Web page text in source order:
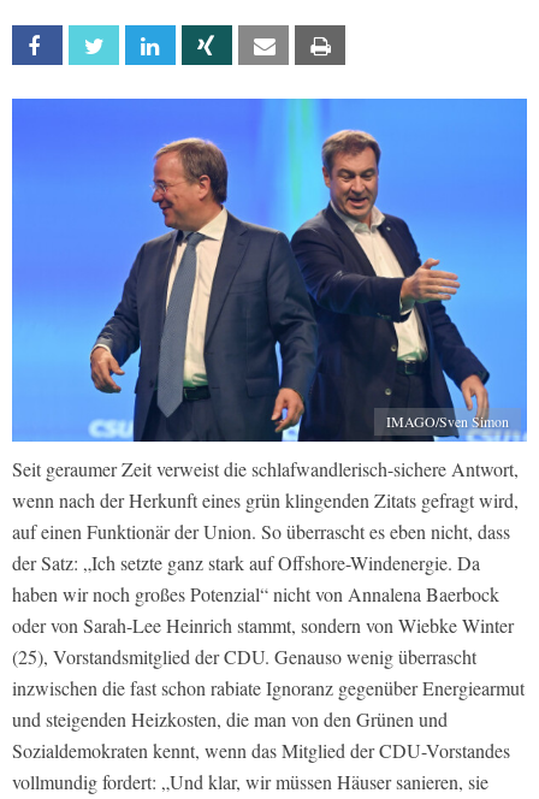
Facebook Twitter Linkedin Xing Email
IMAGO/Sven Simon
Seit geraumer Zeit verweist die schlafwandlerisch-sichere Antwort,
wenn nach der Herkunft eines grün klingenden Zitats gefragt wird,
auf einen Funktionär der Union. So überrascht es eben nicht, dass
der Satz: „Ich setzte ganz stark auf Offshore-Windenergie. Da
haben wir noch großes Potenzial“ nicht von Annalena Baerbock
oder von Sarah-Lee Heinrich stammt, sondern von Wiebke Winter
(25), Vorstandsmitglied der CDU. Genauso wenig überrascht
inzwischen die fast schon rabiate Ignoranz gegenüber Energiearmut
und steigenden Heizkosten, die man von den Grünen und
Sozialdemokraten kennt, wenn das Mitglied der CDU-Vorstandes
vollmundig fordert: „Und klar, wir müssen Häuser sanieren, sie